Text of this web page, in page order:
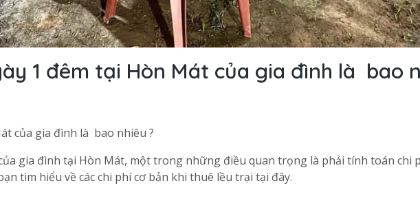
1 đêm tại Hòn Mát của gia đình là bao
của gia đình là bao nhiêu ?
gia đình tại Hòn Mát, một trong những điều quan trọng là phải tính toán chi
tìm hiểu về các chi phí cơ bản khi thuê lều trại tại đây.